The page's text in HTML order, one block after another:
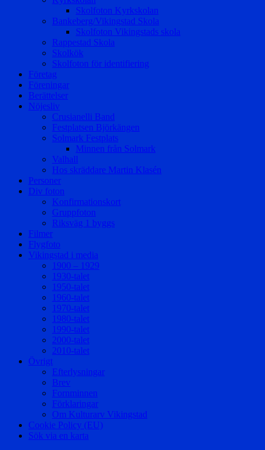
Skolfoton Kyrkskolan
Bankeberg/Vikingstad Skola
Skolfoton Vikingstads skola
Rappestad Skola
Skolkök
Skolfoton för identifiering
Företag
Föreningar
Berättelser
Nöjesliv
Crusianelli Band
Festplatsen Björkängen
Solmark Festplats
Minnen från Solmark
Valhall
Hos skräddare Martin Klasén
Personer
Div foton
Konfirmationskort
Gruppfoton
Riksväg 1 byggs
Filmer
Flygfoto
Vikingstad i media
1900 – 1929
1930-talet
1950-talet
1960-talet
1970-talet
1980-talet
1990-talet
2000-talet
2010-talet
Övrigt
Efterlysningar
Brev
Fornminnen
Förklaringar
Om Kulturarv Vikingstad
Cookie Policy (EU)
Sök via en karta